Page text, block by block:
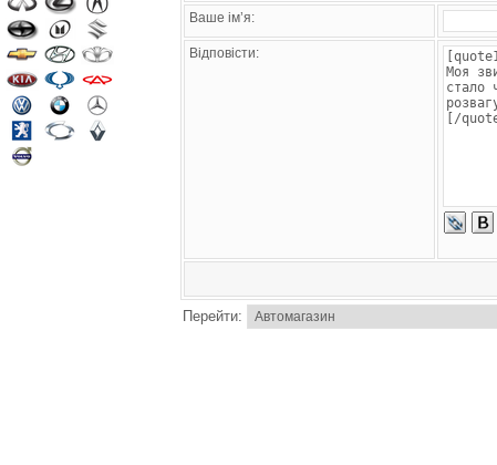
Ваше ім’я:
Відповісти:
Перейти: